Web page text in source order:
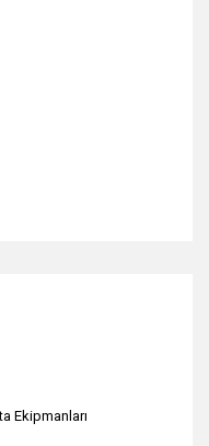
Ekipmanları